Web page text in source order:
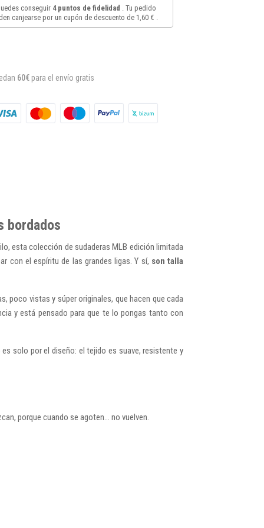
conseguir 4puntos de fidelidad . Tu pedido
canjearse por un cupón de descuento de 1,60 €
60€para el envío gratis
bordados
esta colección de sudaderas MLB edición limitada
con el espíritu de las grandes ligas. Y sí, son talla
poco vistas y súper originales, que hacen que cada
y está pensado para que te lo pongas tanto con
solo por el diseño: el tejido es suave, resistente y
porque cuando se agoten… no vuelven.